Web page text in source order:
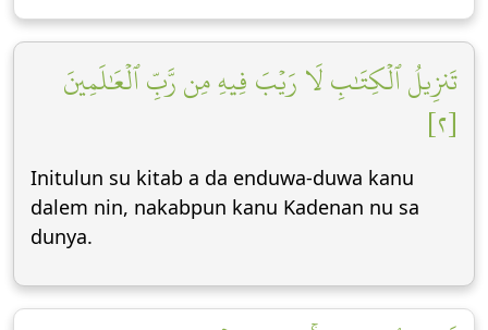
تَنزِيلُ ٱلۡكِتَٰبِ لَا رَيۡبَ فِيهِ مِن رَّبِّ ٱلۡعَٰلَمِينَ
[٢]
Initulun su kitab a da enduwa-duwa kanu
dalem nin, nakabpun kanu Kadenan nu sa
dunya.